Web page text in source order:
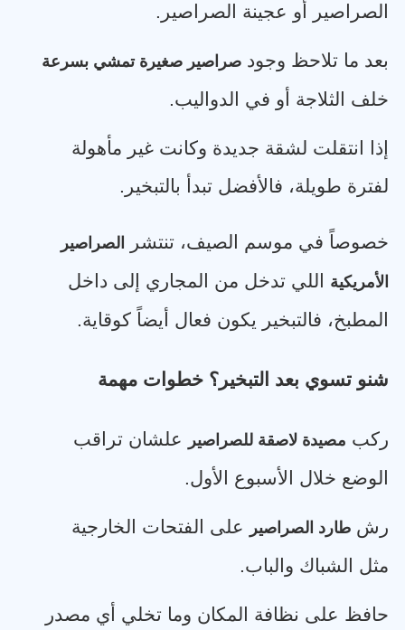
الصراصير أو عجينة الصراصير .
بعد ما تلاحظ وجود صراصير صغيرة تمشي بسرعة
خلف الثلاجة أو في الدواليب.
إذا انتقلت لشقة جديدة وكانت غير مأهولة
لفترة طويلة، فالأفضل تبدأ بالتبخير .
خصوصاً في موسم الصيف، تنتشر الصراصير
الأمريكية
اللي تدخل من المجاري إلى داخل
المطبخ، فالتبخير يكون فعال أيضاً كوقاية.
شنو تسوي بعد التبخير؟ خطوات مهمة
ركب مصيدة لاصقة للصراصير
علشان تراقب
الوضع خلال الأسبوع الأول.
رش طارد الصراصير
على الفتحات الخارجية
مثل الشباك والباب.
حافظ على نظافة المكان وما تخلي أي مصدر